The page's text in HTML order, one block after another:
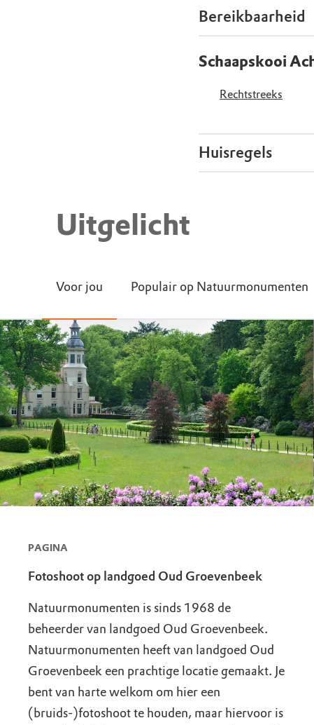
Bereikbaarheid
Schaapskooi
Rechtstreeks
Huisregels
Uitgelicht
Voor jou Populair op Natuurmonumenten
PAGINA
Fotoshoot op landgoed Oud Groevenbeek
Natuurmonumenten is sinds 1968 de
beheerder van landgoed Oud Groevenbeek.
Natuurmonumenten heeft van landgoed Oud
Groevenbeek een prachtige locatie gemaakt. Je
bent van harte welkom om hier een
(bruids-)fotoshoot te houden, maar hiervoor is